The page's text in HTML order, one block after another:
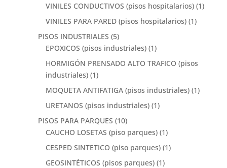
VINILES CONDUCTIVOS (pisos hospitalarios) (1)
VINILES PARA PARED (pisos hospitalarios) (1)
PISOS INDUSTRIALES (5)
EPOXICOS (pisos industriales) (1)
HORMIGÓN PRENSADO ALTO TRAFICO (pisos
industriales) (1)
MOQUETA ANTIFATIGA (pisos industriales) (1)
URETANOS (pisos industriales) (1)
PISOS PARA PARQUES (10)
CAUCHO LOSETAS (piso parques) (1)
CESPED SINTETICO (piso parques) (1)
GEOSINTÉTICOS (pisos parques) (1)